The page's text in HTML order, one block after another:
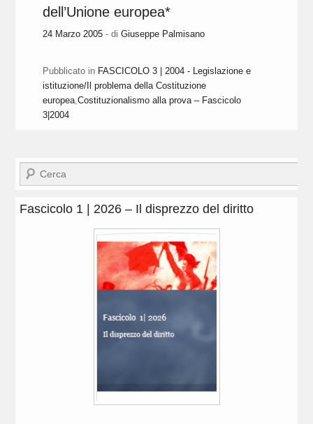
dell’Unione europea*
24 Marzo 2005 - di Giuseppe Palmisano
Pubblicato in FASCICOLO 3 | 2004 - Legislazione e
istituzione/Il problema della Costituzione
europea,Costituzionalismo alla prova – Fascicolo
3|2004
Cerca
Fascicolo 1 | 2026 – Il disprezzo del diritto